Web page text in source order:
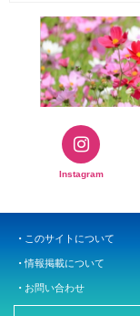
Instagram
このサイトについて
情報掲載について
お問い合わせ